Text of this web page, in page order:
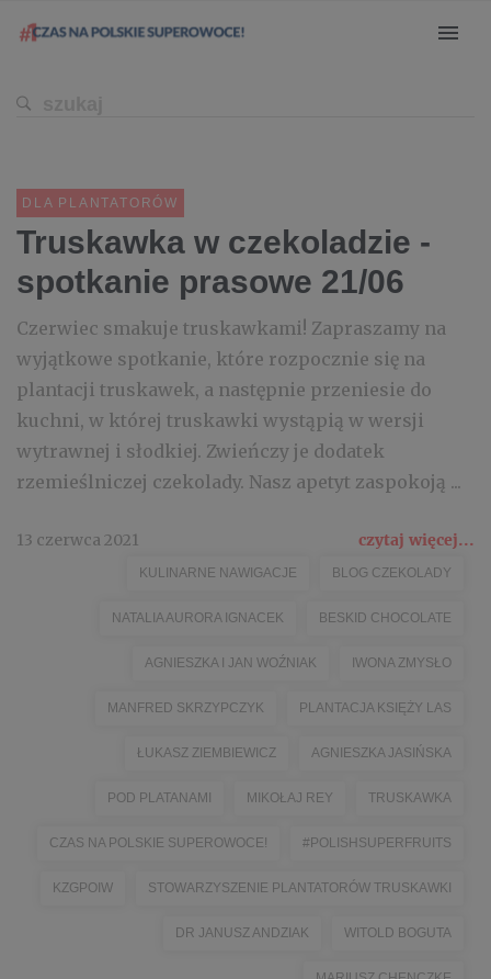
DLA PLANTATORÓW
Truskawka w czekoladzie -
spotkanie prasowe 21/06
Czerwiec smakuje truskawkami! Zapraszamy na
wyjątkowe spotkanie, które rozpocznie się na
plantacji truskawek, a następnie przeniesie do
kuchni, w której truskawki wystąpią w wersji
wytrawnej i słodkiej. Zwieńczy je dodatek
rzemieślniczej czekolady. Nasz apetyt zaspokoją ...
13 czerwca 2021 czytaj więcej...
KULINARNE NAWIGACJE BLOG CZEKOLADY
NATALIA AURORA IGNACEK BESKID CHOCOLATE
AGNIESZKA I JAN WOŹNIAK IWONA ZMYSŁO
MANFRED SKRZYPCZYK PLANTACJA KSIĘŻY LAS
ŁUKASZ ZIEMBIEWICZ AGNIESZKA JASIŃSKA
POD PLATANAMI MIKOŁAJ REY TRUSKAWKA
CZAS NA POLSKIE SUPEROWOCE! #POLISHSUPERFRUITS
KZGPOIW STOWARZYSZENIE PLANTATORÓW TRUSKAWKI
DR JANUSZ ANDZIAK WITOLD BOGUTA